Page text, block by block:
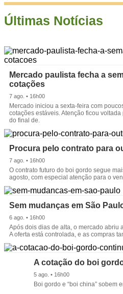
Últimas Notícias
Mercado paulista fecha a
cotações
7 ago. • 16h00
Mercado iniciou a sexta-feira com
cotações estáveis. Atenção ficou
do final de.
Procura pelo contrato para
7 ago. • 16h00
O contrato futuro do boi gordo segue
agosto, com especial atenção para o
Sem mudanças em São
6 ago. • 16h00
Após dois dias de alta, o mercado abriu
A oferta está controlada, e as compras
A cotação do boi
5 ago. • 16h00
Boi gordo e “boi china” sobem